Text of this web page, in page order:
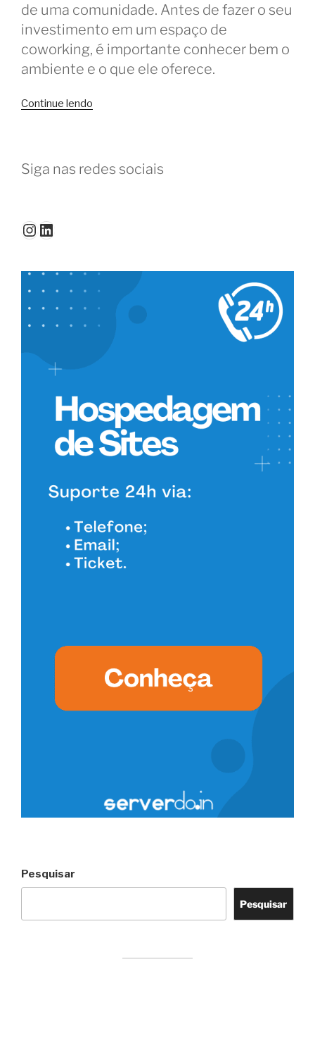
de uma comunidade. Antes de fazer o seu
investimento em um espaço de
coworking, é importante conhecer bem o
ambiente e o que ele oferece.
Continue lendo
de
coworking”
Siga nas redes sociais
Instagram
LinkedIn
Pesquisar
Pesquisar